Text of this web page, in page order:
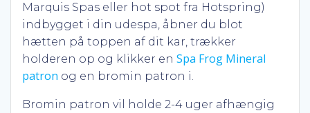
Marquis Spas eller hot spot fra Hotspring)
indbygget i din udespa, åbner du blot
hætten på toppen af dit kar, trækker
holderen op og klikker en Spa Frog Mineral
patron og en bromin patron i.
Bromin patron vil holde 2-4 uger afhængig